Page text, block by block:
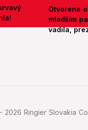
Otvorene
mladším
vadila,
2026 Ringier Slovakia